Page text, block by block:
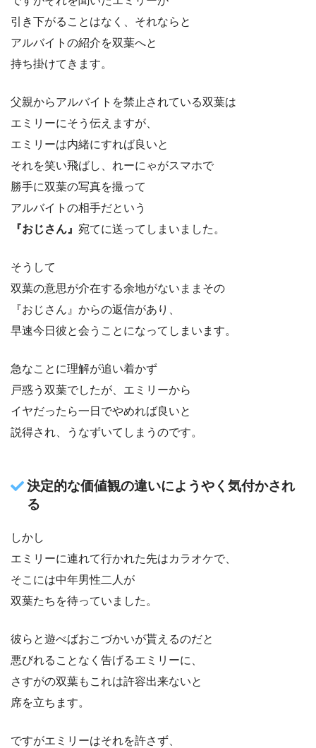
引き下がることはなく、それならと
アルバイトの紹介を双葉へと
持ち掛けてきます。
父親からアルバイトを禁止されている双葉は
エミリーにそう伝えますが、
エミリーは内緒にすれば良いと
それを笑い飛ばし、れーにゃがスマホで
勝手に双葉の写真を撮って
アルバイトの相手だという
『おじさん』 宛てに送ってしまいました。
そうして
双葉の意思が介在する余地がないままその
『おじさん』からの返信があり、
早速今日彼と会うことになってしまいます。
急なことに理解が追い着かず
戸惑う双葉でしたが、エミリーから
イヤだったら一日でやめれば良いと
説得され、うなずいてしまうのです。
決定的な価値観の違いにようやく気付かされ
る
しかし
エミリーに連れて行かれた先はカラオケで、
そこには中年男性二人が
双葉たちを待っていました。
彼らと遊べばおこづかいが貰えるのだと
悪びれることなく告げるエミリーに、
さすがの双葉もこれは許容出来ないと
席を立ちます。
ですがエミリーはそれを許さず、